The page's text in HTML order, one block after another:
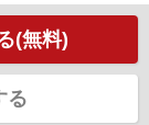
(無料)
る